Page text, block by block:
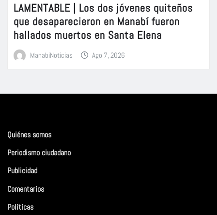
LAMENTABLE | Los dos jóvenes quiteños
que desaparecieron en Manabí fueron
hallados muertos en Santa Elena
ManabiNoticias Ago 7, 2026
Quiénes somos
Periodismo ciudadano
Publicidad
Comentarios
Políticas